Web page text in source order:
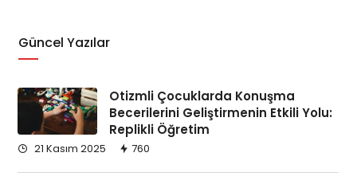
Güncel Yazılar
Otizmli Çocuklarda Konuşma
Becerilerini Geliştirmenin Etkili Yolu:
Replikli Öğretim
21 Kasım 2025 760